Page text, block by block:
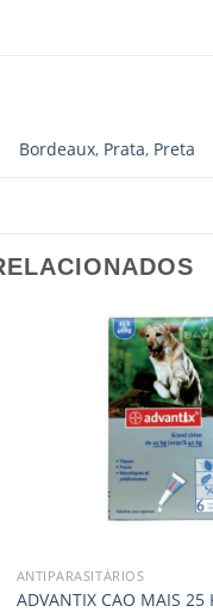
Bordeaux, Prata, Preta
ANTIPARASITÁRIOS
ADVANTIX CAO MAIS 25